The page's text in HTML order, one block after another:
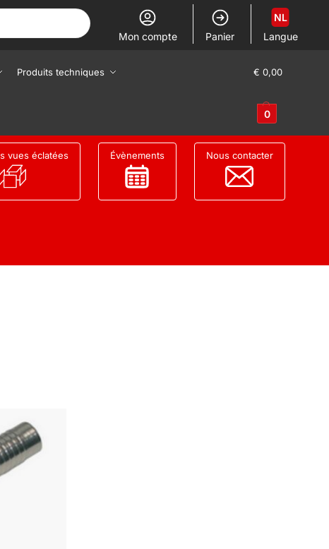
Mon compte Panier Langue
NL
Produits techniques € 0,00
0
vues éclatées Évènements Nous contacter